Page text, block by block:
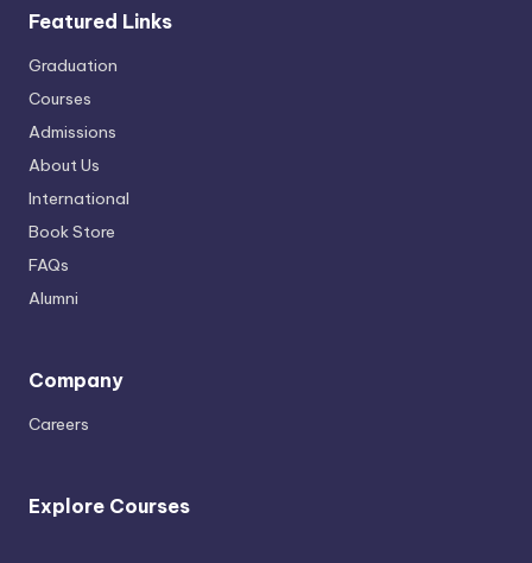
Featured Links
Graduation
Courses
Admissions
About Us
International
Book Store
FAQs
Alumni
Company
Careers
Explore Courses